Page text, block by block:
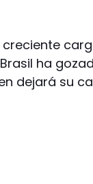
ha
dejará su